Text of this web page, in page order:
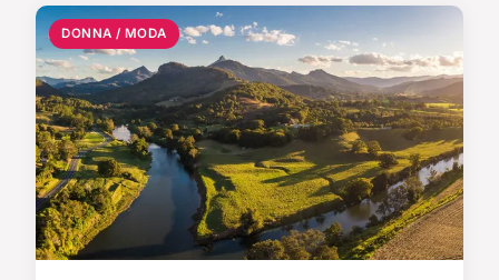
DONNA / MODA